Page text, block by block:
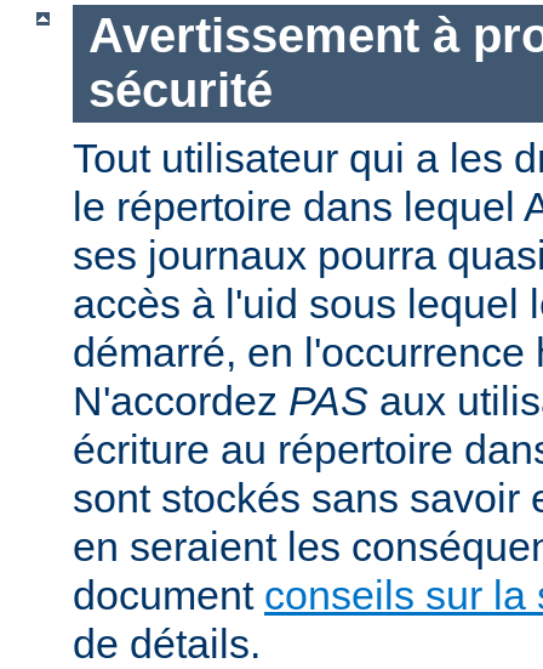
Avertissement à
sécurité
Tout utilisateur qui a les
le répertoire dans lequel
ses journaux pourra
accès à l'uid sous lequel
démarré, en
N'accordez PAS aux
écriture au répertoire
sont stockés sans savoir
en seraient les
document conseils sur la
de détails.